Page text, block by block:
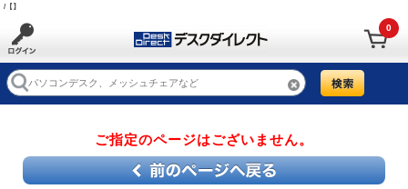
/【】
0
ご指定のページはございません。